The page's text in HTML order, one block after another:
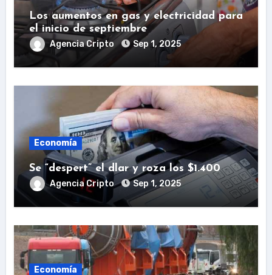
Los aumentos en gas y electricidad para
el inicio de septiembre
Agencia Cripto Sep 1, 2025
Economía
Se “despert” el dlar y roza los $1.400
Agencia Cripto Sep 1, 2025
Economía